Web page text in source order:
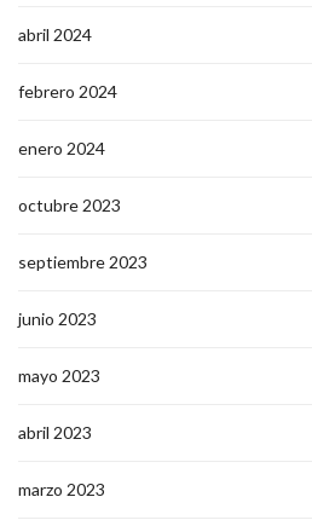
abril 2024
febrero 2024
enero 2024
octubre 2023
septiembre 2023
junio 2023
mayo 2023
abril 2023
marzo 2023